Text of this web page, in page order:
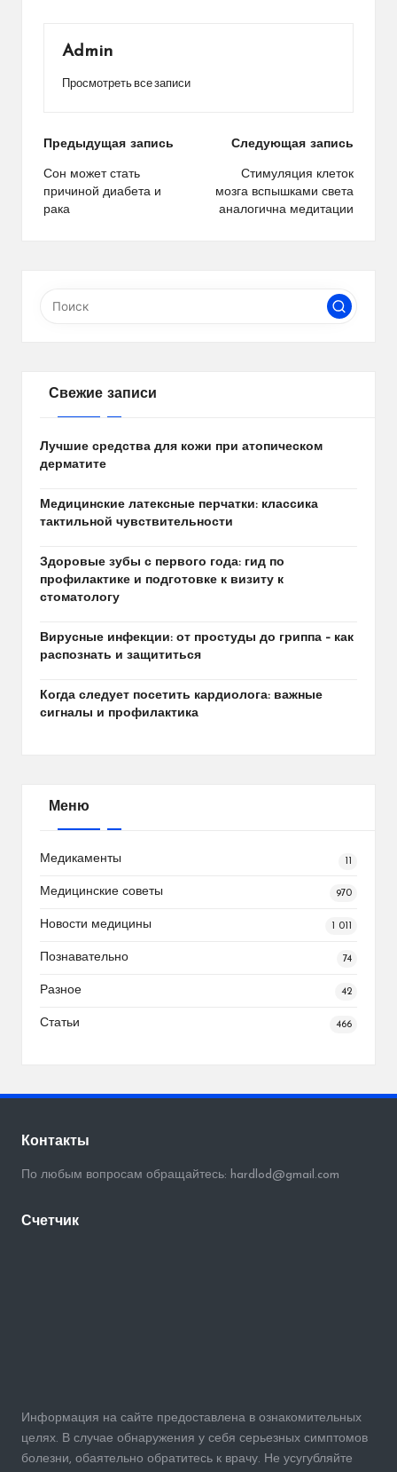
Admin
Просмотреть все записи
Навигация
по
записям
Предыдущая запись
Сон может стать
причиной диабета и
рака
Следующая запись
Стимуляция клеток
мозга вспышками света
аналогична медитации
Свежие записи
Лучшие средства для кожи при атопическом
дерматите
Медицинские латексные перчатки: классика
тактильной чувствительности
Здоровые зубы с первого года: гид по
профилактике и подготовке к визиту к
стоматологу
Вирусные инфекции: от простуды до гриппа – как
распознать и защититься
Когда следует посетить кардиолога: важные
сигналы и профилактика
Меню
Медикаменты
Медицинские советы 970
Новости медицины 1 011
Познавательно 74
Разное 42
Статьи 466
Контакты
По любым вопросам обращайтесь: hardlod@gmail.com
Счетчик
Информация на сайте предоставлена в ознакомительных
целях. В случае обнаружения у себя серьезных симптомов
болезни, обаятельно обратитесь к врачу. Не усугубляйте